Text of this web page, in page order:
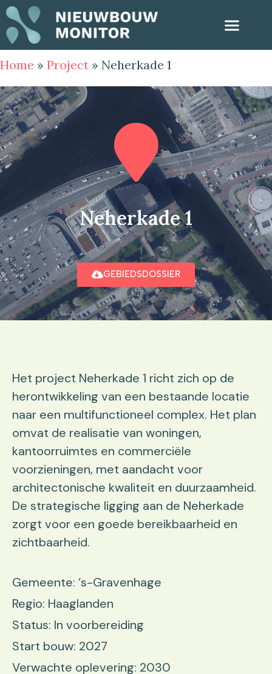
Home » Project » Neherkade 1
Neherkade 1
GEBIEDSDOSSIER
Het project Neherkade 1 richt zich op de
herontwikkeling van een bestaande locatie
naar een multifunctioneel complex. Het plan
omvat de realisatie van woningen,
kantoorruimtes en commerciële
voorzieningen, met aandacht voor
architectonische kwaliteit en duurzaamheid.
De strategische ligging aan de Neherkade
zorgt voor een goede bereikbaarheid en
zichtbaarheid.
Gemeente: ‘s-Gravenhage
Regio: Haaglanden
Status: In voorbereiding
Start bouw: 2027
Verwachte oplevering: 2030